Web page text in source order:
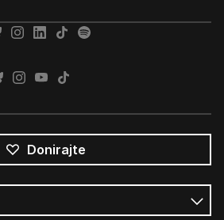
Donirajte